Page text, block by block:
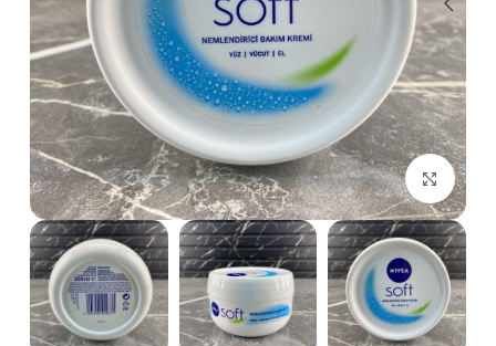
بزرگنمایی تصویر